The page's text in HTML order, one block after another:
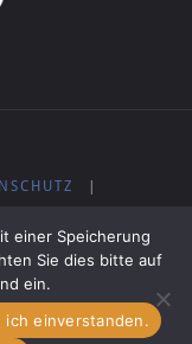
|
einer Speicherung
Sie dies bitte auf
ein.
ich einverstanden.